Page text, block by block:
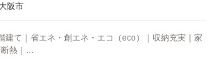
阪市
建て｜省エネ・創エネ・エコ（eco）｜収納充実｜家
熱｜…